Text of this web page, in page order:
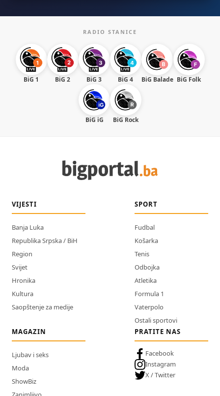
RADIO STANICE
BiG 1 BiG 2 BiG 3 BiG 4 BiG Balade BiG Folk
BiG iG BiG Rock
VIJESTI
Banja Luka
Republika Srpska / BiH
Region
Svijet
Hronika
Kultura
Saopštenje za medije
SPORT
Fudbal
Košarka
Tenis
Odbojka
Atletika
Formula 1
Vaterpolo
Ostali sportovi
MAGAZIN
Ljubav i seks
Moda
ShowBiz
PRATITE NAS
Facebook
Instagram
X / Twitter